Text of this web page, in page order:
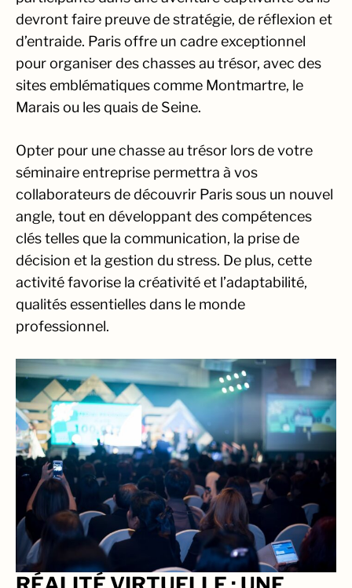
devront faire preuve de stratégie, de réflexion et
d’entraide. Paris offre un cadre exceptionnel
pour organiser des chasses au trésor, avec des
sites emblématiques comme Montmartre, le
Marais ou les quais de Seine.
Opter pour une chasse au trésor lors de votre
séminaire entreprise permettra à vos
collaborateurs de découvrir Paris sous un nouvel
angle, tout en développant des compétences
clés telles que la communication, la prise de
décision et la gestion du stress. De plus, cette
activité favorise la créativité et l’adaptabilité,
qualités essentielles dans le monde
professionnel.